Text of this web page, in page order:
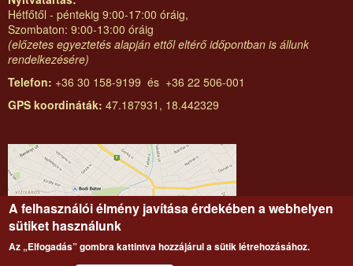
Hétfőtől - péntekig 9:00-17:00 óráig,
Szombaton: 9:00-13:00 óráig
(előzetes egyeztetés alapján ettől eltérő időpontban is állunk
rendelkezésére)
Telefon: +36 30 158-9199 és +36 22 506-001
GPS koordináták: 47.187931, 18.442329
A felhasználói élmény javítása érdekében a webhelyen
sütiket használunk
Az „Elfogadás” gombra kattintva hozzájárul a sütik létrehozásához.